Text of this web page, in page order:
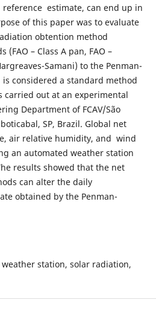
estimate, can end up in
of this paper was to evaluate
obtention method
– Class A pan, FAO –
Samani) to the Penman-
considered a standard method
carried out at an experimental
Department of FCAV/São
SP, Brazil. Global net
air relative humidity, and wind
an automated weather station
results showed that the net
can alter the daily
obtained by the Penman-
station, solar radiation,